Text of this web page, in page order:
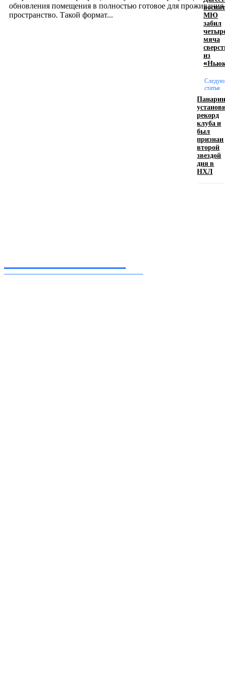
обновления помещения в полностью готовое для проживания
пространство. Такой формат...
логотипом: эффективный инструмент бренда
Девушка в бокале: легендарный номер бурлеска
МЮ
забил
мяча
из
статья
рекорд
клуба и
был
признан
второй
звездой
дня в
НХЛ